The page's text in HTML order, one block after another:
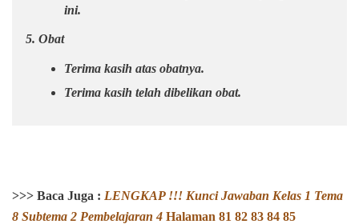
ini.
5. Obat
Terima kasih atas obatnya.
Terima kasih telah dibelikan obat.
>>> Baca Juga : LENGKAP !!! Kunci Jawaban Kelas 1 Tema
8 Subtema 2 Pembelajaran 4 Halaman 81 82 83 84 85